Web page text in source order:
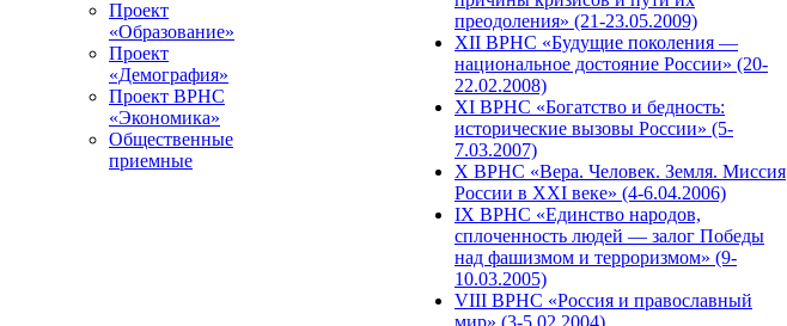
Проект
«Образование»
Проект
«Демография»
Проект ВРНС
«Экономика»
Общественные
приемные
преодоления» (21-23.05.2009)
XII ВРНС «Будущие поколения —
национальное достояние России» (20-
22.02.2008)
XI ВРНС «Богатство и бедность:
исторические вызовы России» (5-
7.03.2007)
X ВРНС «Вера. Человек. Земля. Миссия
России в XXI веке» (4-6.04.2006)
IX ВРНС «Единство народов,
сплоченность людей — залог Победы
над фашизмом и терроризмом» (9-
10.03.2005)
VIII ВРНС «Россия и православный
мир» (3-5.02.2004)